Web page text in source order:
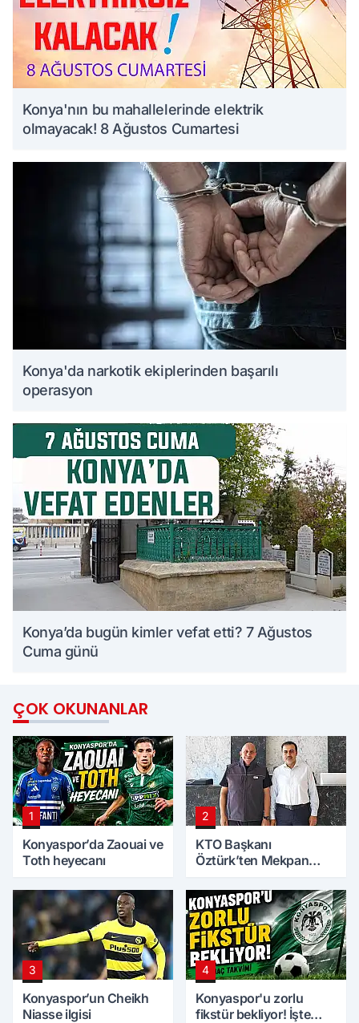
Konya'nın bu mahallelerinde elektrik
olmayacak! 8 Ağustos Cumartesi
Konya'da narkotik ekiplerinden başarılı
operasyon
Konya’da bugün kimler vefat etti? 7 Ağustos
Cuma günü
ÇOK OKUNANLAR
1
Konyaspor’da Zaouai ve
Toth heyecanı
2
KTO Başkanı
Öztürk’ten Mekpan
3
Konyaspor’un Cheikh
Niasse ilgisi
4
Konyaspor'u zorlu
fikstür bekliyor! İşte